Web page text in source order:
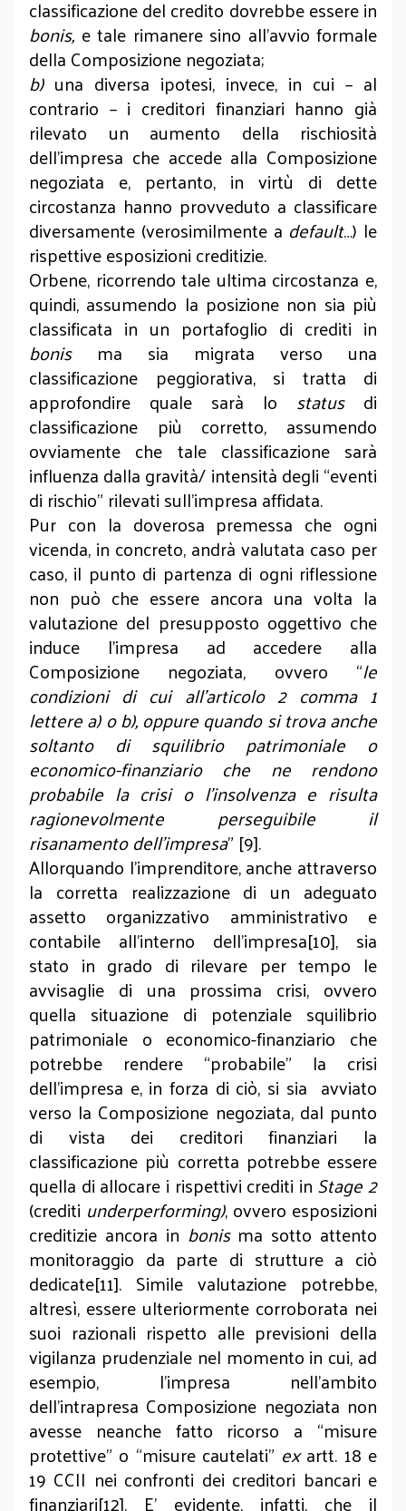
classificazione del credito dovrebbe essere in
bonis, e tale rimanere sino all’avvio formale
della Composizione negoziata;
b)una diversa ipotesi, invece, in cui – al
contrario – i creditori finanziari hanno già
rilevato un aumento della rischiosità
dell’impresa che accede alla Composizione
negoziata e, pertanto, in virtù di dette
circostanza hanno provveduto a classificare
diversamente (verosimilmente a default…) le
rispettive esposizioni creditizie.
Orbene, ricorrendo tale ultima circostanza e,
quindi, assumendo la posizione non sia più
classificata in un portafoglio di crediti in
bonisma sia migrata verso una
classificazione peggiorativa, si tratta di
approfondire quale sarà lo statusdi
classificazione più corretto, assumendo
ovviamente che tale classificazione sarà
influenza dalla gravità/ intensità degli “eventi
di rischio” rilevati sull’impresa affidata.
Pur con la doverosa premessa che ogni
vicenda, in concreto, andrà valutata caso per
caso, il punto di partenza di ogni riflessione
non può che essere ancora una volta la
valutazione del presupposto oggettivo che
induce l’impresa ad accedere alla
Composizione negoziata, ovvero “le
condizioni di cui all’articolo 2 comma 1
lettere a) o b), oppure quando si trova anche
soltanto di squilibrio patrimoniale o
economico-finanziario che ne rendono
probabile la crisi o l’insolvenza e risulta
ragionevolmente perseguibile il
risanamento dell’impresa” [9].
Allorquando l’imprenditore, anche attraverso
la corretta realizzazione di un adeguato
assetto organizzativo amministrativo e
contabile all’interno dell’impresa[10], sia
stato in grado di rilevare per tempo le
avvisaglie di una prossima crisi, ovvero
quella situazione di potenziale squilibrio
patrimoniale o economico-finanziario che
potrebbe rendere “probabile” la crisi
dell’impresa e, in forza di ciò, si sia avviato
verso la Composizione negoziata, dal punto
di vista dei creditori finanziari la
classificazione più corretta potrebbe essere
quella di allocare i rispettivi crediti inStage 2
(crediti underperforming), ovvero esposizioni
creditizie ancora in bonisma sotto attento
monitoraggio da parte di strutture a ciò
dedicate[11]. Simile valutazione potrebbe,
altresì, essere ulteriormente corroborata nei
suoi razionali rispetto alle previsioni della
vigilanza prudenziale nel momento in cui, ad
esempio, l’impresa nell’ambito
dell’intrapresa Composizione negoziata non
avesse neanche fatto ricorso a “misure
protettive” o “misure cautelati” exartt. 18 e
19 CCII nei confronti dei creditori bancari e
finanziari[12]. E’ evidente, infatti, che il